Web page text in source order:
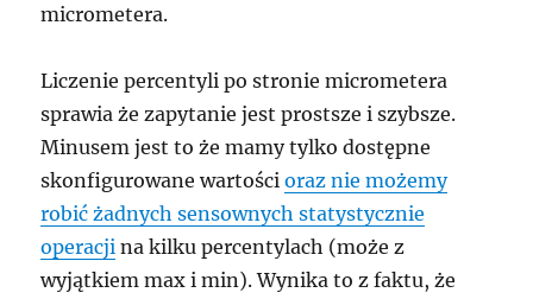
micrometera.
Liczenie percentyli po stronie micrometera
sprawia że zapytanie jest prostsze i szybsze.
Minusem jest to że mamy tylko dostępne
skonfigurowane wartościoraz nie możemy
robić żadnych sensownych statystycznie
operacji na kilku percentylach (może z
wyjątkiem max i min). Wynika to z faktu, że